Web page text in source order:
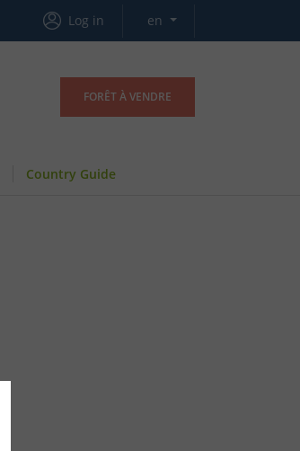
Log in en
FORÊT À VENDRE
Country Guide